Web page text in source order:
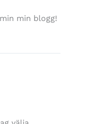
min blogg!